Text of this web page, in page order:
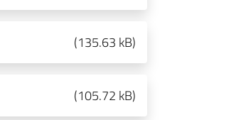
(135.63 kB)
(105.72 kB)